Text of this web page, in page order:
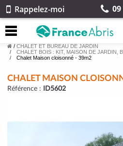
Rappelez-moi 09
/ CHALET ET BUREAU DE JARDIN
CHALET BOIS : KIT, MAISON DE JARDIN,
Chalet Maison cloisonné - 39m2
CHALET MAISON
Référence : ID5602